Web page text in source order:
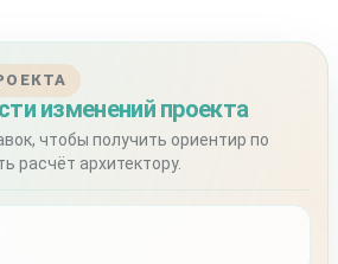
изменений проекта
чтобы получить ориентир по
расчёт архитектору.